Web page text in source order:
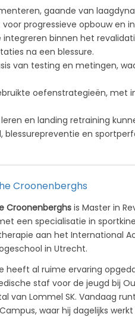
gaande van
progressieve opbouw en
binnen het
na een blessure.
van testing en metingen,
oefenstrategieën, met
en landing retraining
en
Croonenberghs
Croonenberghs is Master in
een specialisatie in
aan het International
in Utrecht.
heeft al ruime ervaring
staf voor de jeugd bij
van Lommel SK. Vandaag
waar hij dagelijks